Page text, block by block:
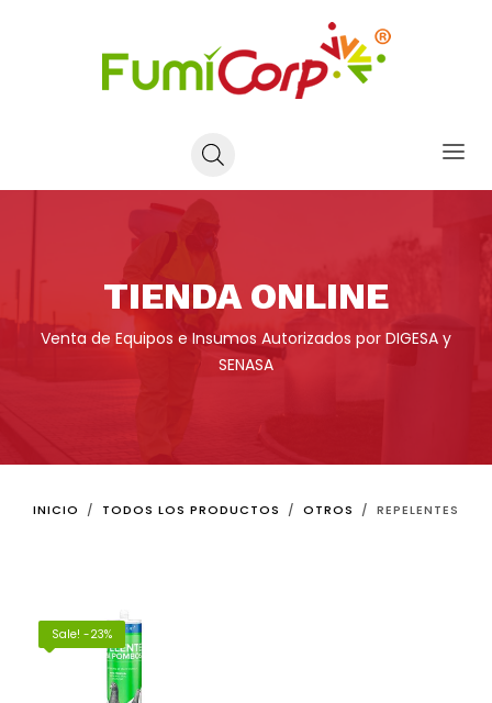
TIENDA ONLINE
Venta de Equipos e Insumos Autorizados por DIGESA y
SENASA
INICIO TODOS LOS PRODUCTOS OTROS REPELENTES
Sale! -23%